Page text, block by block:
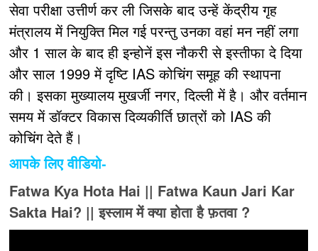
सेवा परीक्षा उत्तीर्ण कर ली जिसके बाद उन्हें केंद्रीय गृह
मंत्रालय में नियुक्ति मिल गई परन्तु उनका वहां मन नहीं लगा
और 1 साल के बाद ही इन्होनें इस नौकरी से इस्तीफा दे दिया
और साल 1999 में दृष्टि IAS कोचिंग समूह की स्थापना
की। इसका मुख्यालय मुखर्जी नगर, दिल्ली में है। और वर्तमान
समय में डॉक्टर विकास दिव्यकीर्ति छात्रों को IAS की
कोचिंग देते हैं।
आपके लिए वीडियो-
Fatwa Kya Hota Hai || Fatwa Kaun Jari Kar
Sakta Hai? || इस्लाम में क्या होता है फ़तवा ?